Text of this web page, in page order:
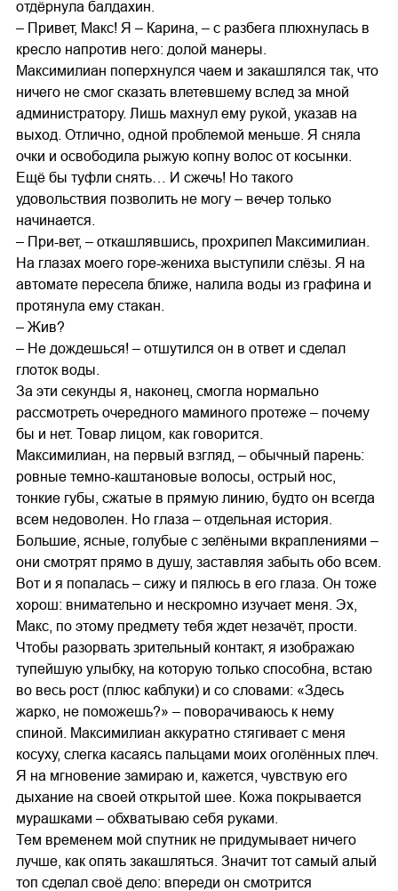
отдёрнула балдахин.
– Привет, Макс! Я – Карина, – с разбега плюхнулась в
кресло напротив него: долой манеры.
Максимилиан поперхнулся чаем и закашлялся так, что
ничего не смог сказать влетевшему вслед за мной
администратору. Лишь махнул ему рукой, указав на
выход. Отлично, одной проблемой меньше. Я сняла
очки и освободила рыжую копну волос от косынки.
Ещё бы туфли снять… И сжечь! Но такого
удовольствия позволить не могу – вечер только
начинается.
– При-вет, – откашлявшись, прохрипел Максимилиан.
На глазах моего горе-жениха выступили слёзы. Я на
автомате пересела ближе, налила воды из графина и
протянула ему стакан.
– Жив?
– Не дождешься! – отшутился он в ответ и сделал
глоток воды.
За эти секунды я, наконец, смогла нормально
рассмотреть очередного маминого протеже – почему
бы и нет. Товар лицом, как говорится.
Максимилиан, на первый взгляд, – обычный парень:
ровные темно-каштановые волосы, острый нос,
тонкие губы, сжатые в прямую линию, будто он всегда
всем недоволен. Но глаза – отдельная история.
Большие, ясные, голубые с зелёными вкраплениями –
они смотрят прямо в душу, заставляя забыть обо всем.
Вот и я попалась – сижу и пялюсь в его глаза. Он тоже
хорош: внимательно и нескромно изучает меня. Эх,
Макс, по этому предмету тебя ждет незачёт, прости.
Чтобы разорвать зрительный контакт, я изображаю
тупейшую улыбку, на которую только способна, встаю
во весь рост (плюс каблуки) и со словами: «Здесь
жарко, не поможешь?» – поворачиваюсь к нему
спиной. Максимилиан аккуратно стягивает с меня
косуху, слегка касаясь пальцами моих оголённых плеч.
Я на мгновение замираю и, кажется, чувствую его
дыхание на своей открытой шее. Кожа покрывается
мурашками – обхватываю себя руками.
Тем временем мой спутник не придумывает ничего
лучше, как опять закашляться. Значит тот самый алый
топ сделал своё дело: впереди он смотрится